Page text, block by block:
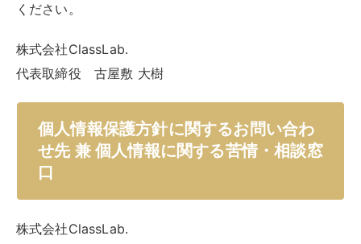
ください。
株式会社ClassLab.
代表取締役 古屋敷 大樹
個人情報保護方針に関するお問い合わ
せ先 兼 個人情報に関する苦情・相談窓
口
株式会社ClassLab.